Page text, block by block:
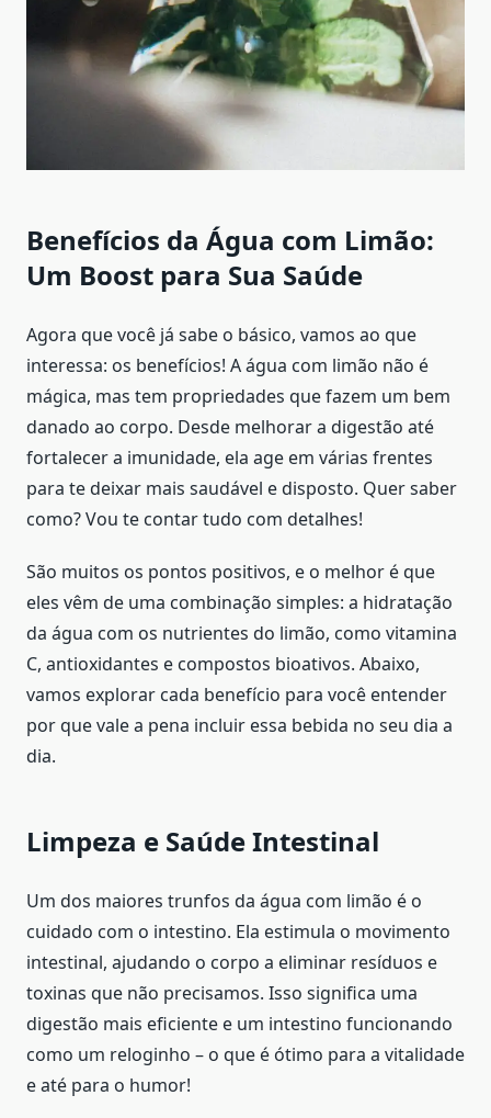
Benefícios da Água com Limão:
Um Boost para Sua Saúde
Agora que você já sabe o básico, vamos ao que
interessa: os benefícios! A água com limão não é
mágica, mas tem propriedades que fazem um bem
danado ao corpo. Desde melhorar a digestão até
fortalecer a imunidade, ela age em várias frentes
para te deixar mais saudável e disposto. Quer saber
como? Vou te contar tudo com detalhes!
São muitos os pontos positivos, e o melhor é que
eles vêm de uma combinação simples: a hidratação
da água com os nutrientes do limão, como vitamina
C, antioxidantes e compostos bioativos. Abaixo,
vamos explorar cada benefício para você entender
por que vale a pena incluir essa bebida no seu dia a
dia.
Limpeza e Saúde Intestinal
Um dos maiores trunfos da água com limão é o
cuidado com o intestino. Ela estimula o movimento
intestinal, ajudando o corpo a eliminar resíduos e
toxinas que não precisamos. Isso significa uma
digestão mais eficiente e um intestino funcionando
como um reloginho – o que é ótimo para a vitalidade
e até para o humor!